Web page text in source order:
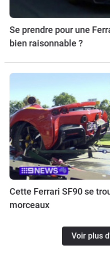
Se prendre pour une
bien raisonnable ?
Cette Ferrari SF90 se
morceaux
Voir plus